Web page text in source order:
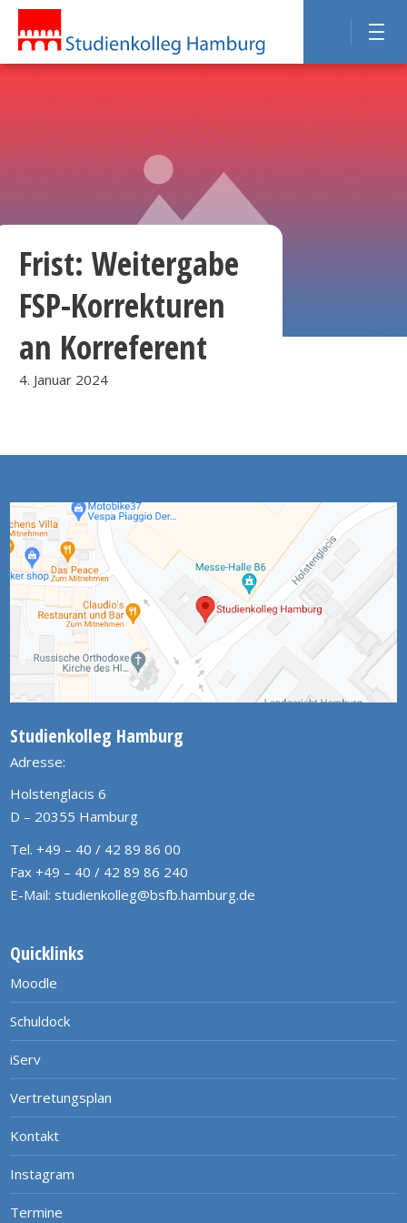
Frist: Weitergabe
FSP-Korrekturen
an Korreferent
4. Januar 2024
Studienkolleg Hamburg
Adresse:
Holstenglacis 6
D – 20355 Hamburg
Tel. +49 – 40 / 42 89 86 00
Fax +49 – 40 / 42 89 86 240
E-Mail: studienkolleg@bsfb.hamburg.de
Quicklinks
Moodle
Schuldock
iServ
Vertretungsplan
Kontakt
Instagram
Termine